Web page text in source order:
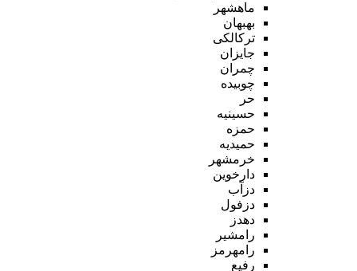
ماهشهر
بهبهان
ترکالکی
جایزان
چمران
چوبیده
حر
حسینیه
حمزه
حمیدیه
خرمشهر
دارخوین
دزآب
دزفول
دهدز
رامشیر
رامهرمز
رفیع